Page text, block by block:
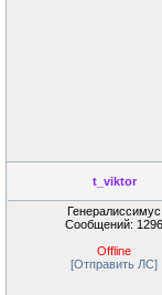
t_viktor
Генералиссимус
Сообщений: 1296
Offline
[Отправить ЛС]